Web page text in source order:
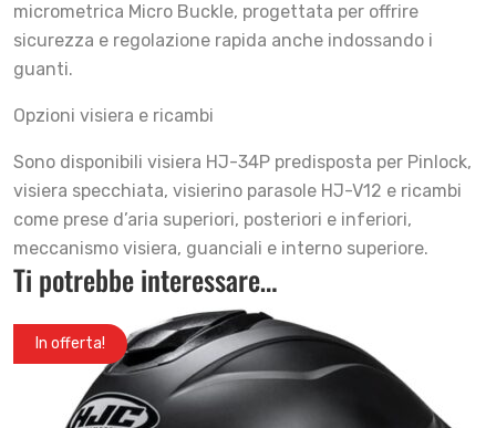
micrometrica Micro Buckle, progettata per offrire
sicurezza e regolazione rapida anche indossando i
guanti.
Opzioni visiera e ricambi
Sono disponibili visiera HJ-34P predisposta per Pinlock,
visiera specchiata, visierino parasole HJ-V12 e ricambi
come prese d’aria superiori, posteriori e inferiori,
meccanismo visiera, guanciali e interno superiore.
Ti potrebbe interessare…
In offerta!